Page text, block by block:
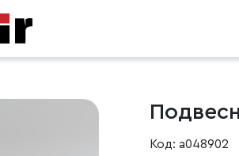
Код: a048902